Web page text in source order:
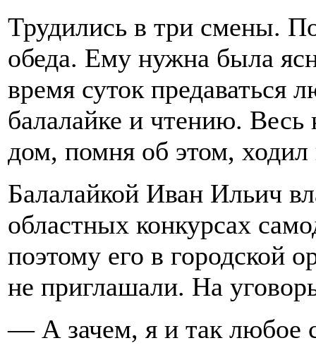
Трудились в три смены.
обеда. Ему нужна была
время суток предаваться
балалайке и чтению.
дом, помня об этом,
Балалайкой Иван Ильич
областных конкурсах
поэтому его в городской
не приглашали. На
— А зачем, я и так любое